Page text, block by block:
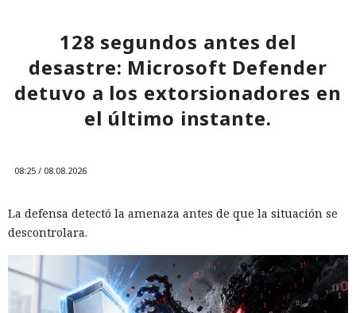
128 segundos antes del
desastre: Microsoft Defender
detuvo a los extorsionadores en
el último instante.
08:25 / 08.08.2026
La defensa detectó la amenaza antes de que la situación se
descontrolara.